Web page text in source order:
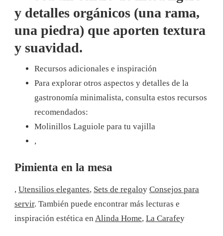
y detalles orgánicos (una rama,
una piedra) que aporten textura
y suavidad.
Recursos adicionales e inspiración
Para explorar otros aspectos y detalles de la
gastronomía minimalista, consulta estos recursos
recomendados:
Molinillos Laguiole para tu vajilla
,
Pimienta en la mesa
, Utensilios elegantes, Sets de regaloy Consejos para
servir. También puede encontrar más lecturas e
inspiración estética en Alinda Home, La Carafey